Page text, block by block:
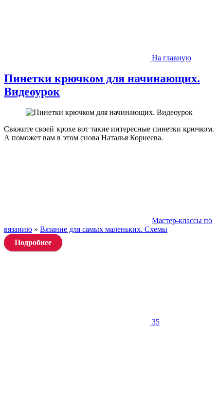
На главную
Пинетки крючком для начинающих.
Видеоурок
Свяжите своей крохе вот такие интересные пинетки крючком.
А поможет вам в этом снова Наталья Корнеева.
Мастер-классы по
вязанию » Вязание для самых маленьких. Схемы
Подробнее
35